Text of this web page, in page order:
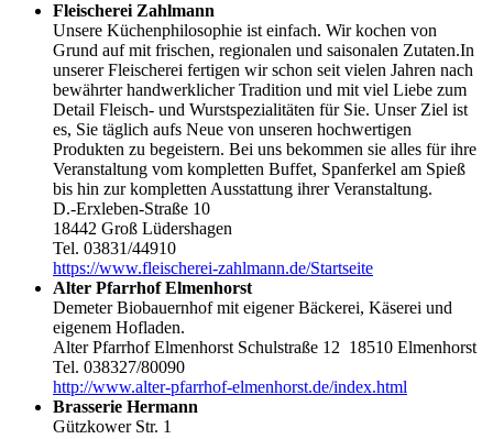
Fleischerei Zahlmann
Unsere Küchenphilosophie ist einfach. Wir kochen von
Grund auf mit frischen, regionalen und saisonalen Zutaten.In
unserer Fleischerei fertigen wir schon seit vielen Jahren nach
bewährter handwerklicher Tradition und mit viel Liebe zum
Detail Fleisch- und Wurstspezialitäten für Sie. Unser Ziel ist
es, Sie täglich aufs Neue von unseren hochwertigen
Produkten zu begeistern. Bei uns bekommen sie alles für ihre
Veranstaltung vom kompletten Buffet, Spanferkel am Spieß
bis hin zur kompletten Ausstattung ihrer Veranstaltung.
D.-Erxleben-Straße 10
18442 Groß Lüdershagen
Tel. 03831/44910
https://www.fleischerei-zahlmann.de/Startseite
Alter Pfarrhof Elmenhorst
Demeter Biobauernhof mit eigener Bäckerei, Käserei und
eigenem Hofladen.
Alter Pfarrhof Elmenhorst Schulstraße 12 18510 Elmenhorst
Tel. 038327/80090
http://www.alter-pfarrhof-elmenhorst.de/index.html
Brasserie Hermann
Gützkower Str. 1